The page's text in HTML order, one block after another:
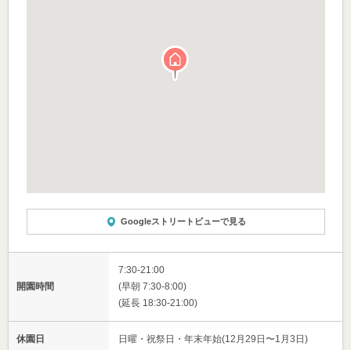
Googleストリートビューで見る
開園時間
7:30-21:00
(早朝 7:30-8:00)
(延長 18:30-21:00)
休園日 日曜・祝祭日・年末年始(12月29日〜1月3日)